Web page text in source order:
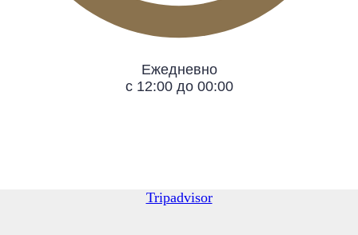
Ежедневно
с 12:00 до 00:00
Tripadvisor